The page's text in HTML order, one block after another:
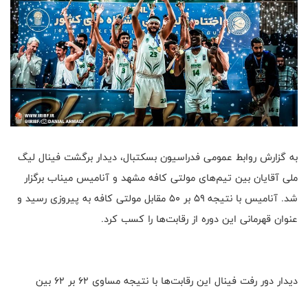
به گزارش روابط عمومی فدراسیون بسکتبال، دیدار برگشت فینال لیگ
ملی آقایان بین تیم‌های مولتی کافه مشهد و آنامیس میناب برگزار
شد. آنامیس با نتیجه ۵۹ بر ۵۰ مقابل مولتی کافه به پیروزی رسید و
عنوان قهرمانی این دوره از رقابت‌ها را کسب کرد.
دیدار دور رفت فینال این رقابت‌ها با نتیجه مساوی ۶۲ بر ۶۲ بین